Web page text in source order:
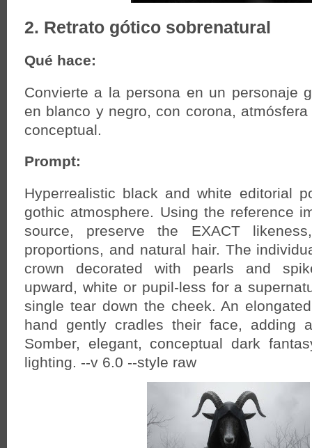
2. Retrato gótico sobrenatural
Qué hace:
Convierte a la persona en un personaje
en blanco y negro, con corona,
conceptual.
Prompt:
Hyperrealistic black and white editorial
gothic atmosphere. Using the reference
source, preserve the EXACT
proportions, and natural hair. The
crown decorated with pearls and
upward, white or pupil-less for a
single tear down the cheek. An
hand gently cradles their face, adding
Somber, elegant, conceptual dark
lighting. --v 6.0 --style raw